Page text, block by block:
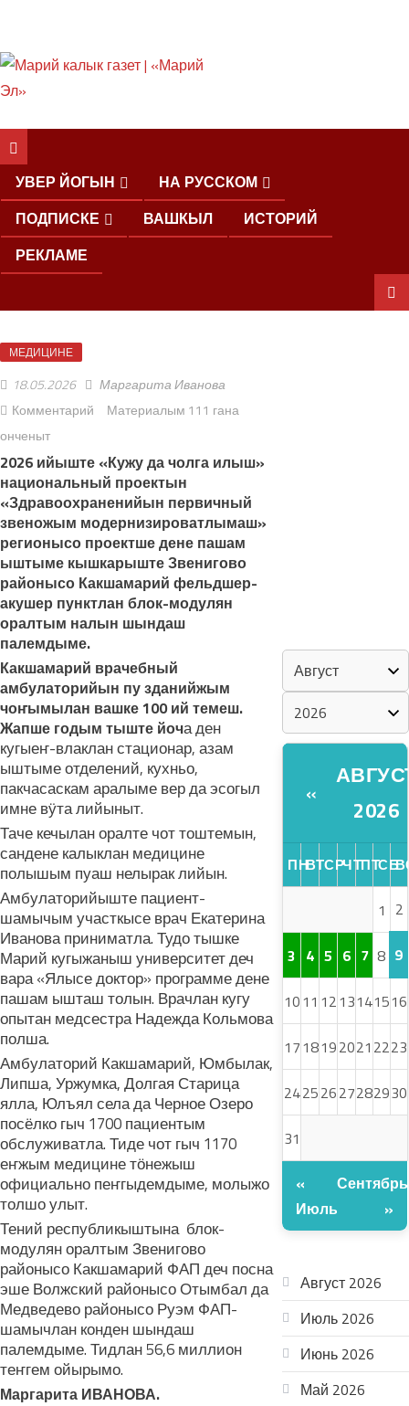
УВЕР ЙОГЫН
НА РУССКОМ
ПОДПИСКЕ
ВАШКЫЛ
ИСТОРИЙ
РЕКЛАМЕ
МЕДИЦИНЕ
18.05.2026
Маргарита Иванова
Комментарий
Материалым 111 гана
онченыт
2026 ийыште «Кужу да чолга илыш»
национальный проектын
«Здравоохраненийын первичный
звеножым модернизироватлымаш»
регионысо проектше дене пашам
ыштыме кышкарыште Звенигово
районысо Какшамарий фельдшер-
акушер пунктлан блок-модулян
оралтым налын шындаш
палемдыме.
Какшамарий врачебный
амбулаторийын пу зданийжым
чоҥымылан вашке 100 ий темеш.
Жапше годым тыште йоча ден
кугыеҥ-влаклан стационар, азам
ыштыме отделений, кухньо,
пакчасаскам аралыме вер да эсогыл
имне вӱта лийыныт.
Таче кечылан оралте чот тоштемын,
сандене калыклан медицине
полышым пуаш нелырак лийын.
Амбулаторийыште пациент-
шамычым участкысе врач Екатерина
Иванова приниматла. Тудо тышке
Марий кугыжаныш университет деч
вара «Ялысе доктор» программе дене
пашам ышташ толын. Врачлан кугу
опытан медсестра Надежда Кольмова
полша.
Амбулаторий Какшамарий, Юмбылак,
Липша, Уржумка, Долгая Старица
ялла, Юлъял села да Черное Озеро
посёлко гыч 1700 пациентым
обслуживатла. Тиде чот гыч 1170
еҥжым медицине тӧнежыш
официально пеҥгыдемдыме, молыжо
толшо улыт.
Тений республикыштына блок-
модулян оралтым Звенигово
районысо Какшамарий ФАП деч посна
эше Волжский районысо Отымбал да
Медведево районысо Руэм ФАП-
шамычлан конден шындаш
палемдыме. Тидлан 56,6 миллион
теҥгем ойырымо.
Маргарита ИВАНОВА.
«
2026
ПНВТСРЧТПТСБ
1 2
3 4 5 6 7 8 9
1011 1213141516
1718192021 2223
24252627282930
31
«
Июль
Сентябрь
»
Август 2026
Июль 2026
Июнь 2026
Май 2026